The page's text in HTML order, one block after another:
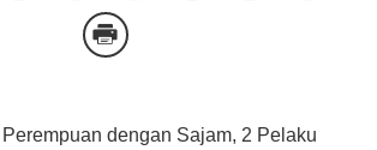
dengan Sajam, 2 Pelaku